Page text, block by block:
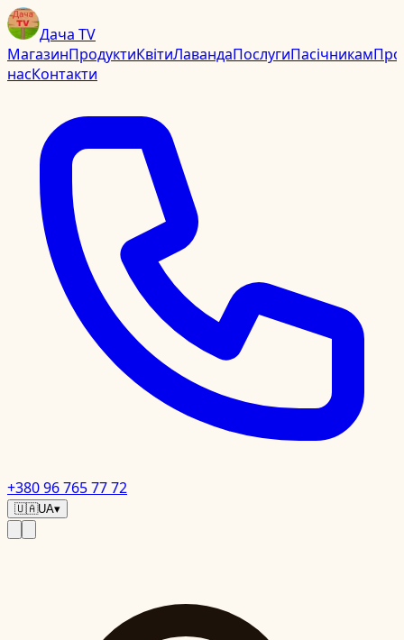
Дача TV
МагазинПродуктиКвітиЛавандаПослугиПасічникамПро
насКонтакти
+380 96 765 77 72
🇺🇦UA▾